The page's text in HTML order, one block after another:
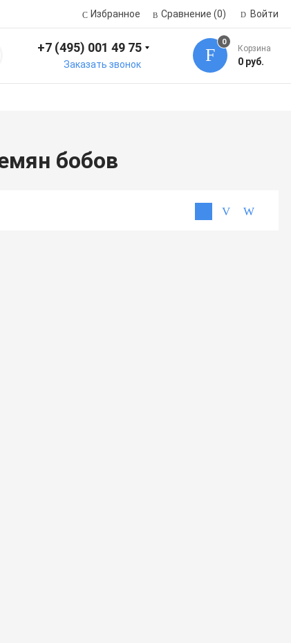
Избранное Сравнение (0) Войти
+7 (495) 001 49 75
Заказать звонок
0
Корзина
0 руб.
бобов